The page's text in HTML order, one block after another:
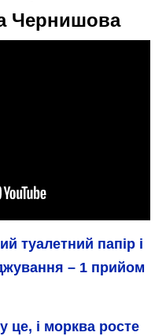
Чернишова
туалетний папір і
– 1 прийом
це, і морква росте